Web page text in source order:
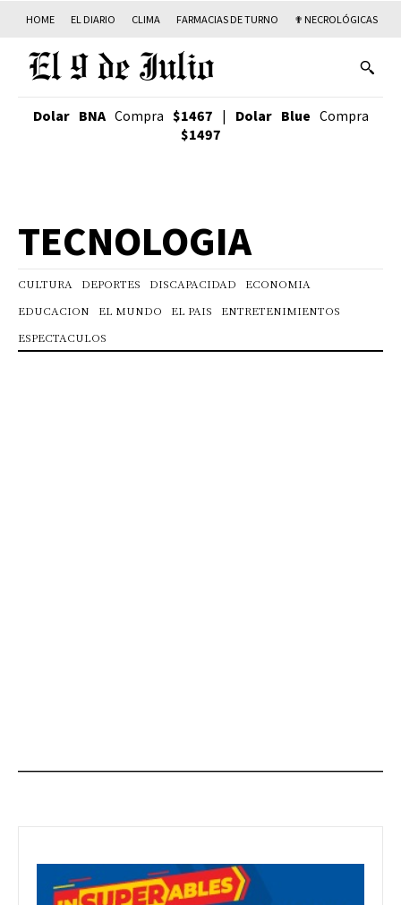
HOME EL DIARIO CLIMA FARMACIAS DE TURNO ✟ NECROLÓGICAS
Dolar BNACompra $1467 | Dolar Blue Compra
$1497
TECNOLOGIA
CULTURA DEPORTES DISCAPACIDAD
ECONOMIA
EDUCACION
EL MUNDO EL PAIS
ENTRETENIMIENTOS
ESPECTACULOS